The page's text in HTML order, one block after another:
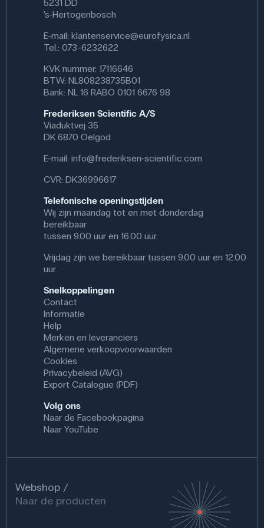
5231 DD
's-Hertogenbosch
E-mail:klantenservice@eurofysica.nl
Tel.: 073-6232622
KVK nummer: 17116646
BTW: NL808238735B01
Bank: NL 16 RABO 0101 6676 98
Frederiksen Scientific A/S
Viaduktvej 35
DK 6870 Oelgod
E-mail:info@frederiksen-scientific.com
CVR: DK36996617
Telefonische openingstijden
Wij zijn maandag tot en met donderdag
bereikbaar
tussen 9.00 uur en 16.00 uur.
Vrijdag zijn we bereikbaar tussen 9.00 uur en 12.00
uur.
Snelkoppelingen
Contact
Informatie
Help
Merken en leveranciers
Algemene verkoopvoorwaarden
Cookies
Privacybeleid (AVG)
Export Catalogue (PDF)
Volg ons
Naar de Facebookpagina
Naar YouTube
Webshop
Naar de producten